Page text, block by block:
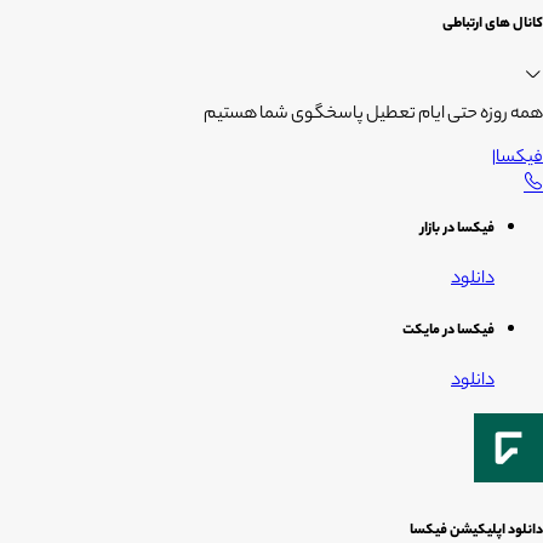
کانال های ارتباطی
همه روزه حتی ایام تعطیل پاسخگوی شما هستیم
فیکسا|
فیکسا در بازار
دانلود
فیکسا در مایکت
دانلود
دانلود اپلیکیشن فیکسا